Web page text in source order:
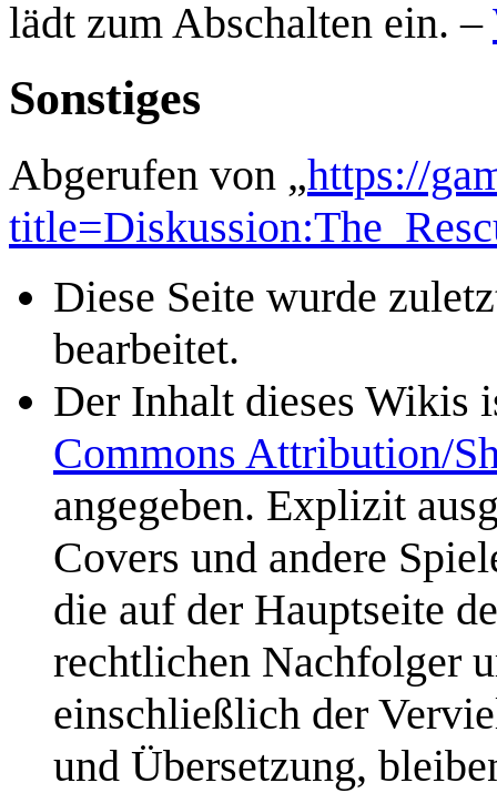
lädt zum Abschalten ein. –
Sonstiges
Abgerufen von „https://
Diese Seite wurde
bearbeitet.
Der Inhalt dieses Wikis
Commons Attribution/
angegeben. Explizit
Covers und andere
die auf der Hauptseite
rechtlichen Nachfolger
einschließlich der
und Übersetzung,